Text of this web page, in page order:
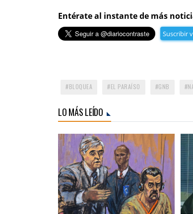
Entérate al instante de más
Suscribir
BLOQUEA EL PARAÍSO GNB
LO MÁS LEÍDO